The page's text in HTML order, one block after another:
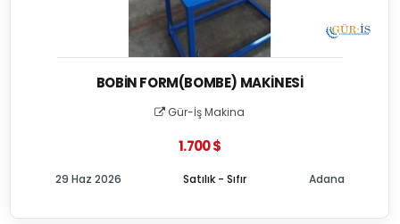
BOBIN FORM(BOMBE) MAKINESI
Gür-İş Makina
1.700 $
Satılık - Sıfır
29 Haz 2026 Adana